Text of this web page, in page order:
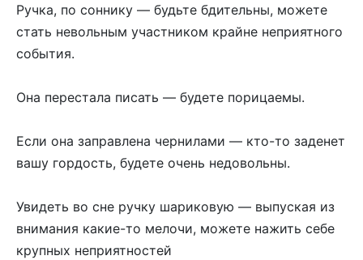
Ручка, по соннику — будьте бдительны, можете
стать невольным участником крайне неприятного
события.
Она перестала писать — будете порицаемы.
Если она заправлена чернилами — кто-то заденет
вашу гордость, будете очень недовольны.
Увидеть во сне ручку шариковую — выпуская из
внимания какие-то мелочи, можете нажить себе
крупных неприятностей